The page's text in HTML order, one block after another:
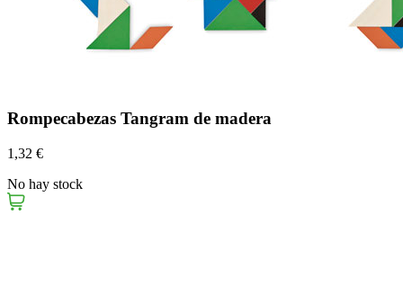
Rompecabezas Tangram de madera
1,32 €
No hay stock